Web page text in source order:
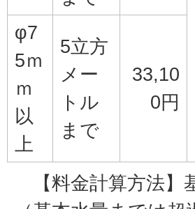
φ7
5ｍ
ｍ
以
上
5立方
メー
トル
まで
33,10
0円
【料金計算方法】